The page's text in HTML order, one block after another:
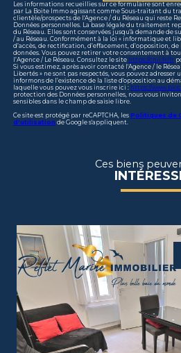
Les informations recueillies sur ce formulaire sont
par La Boite Immo agissant comme Sous-traitant du
clientèle/prospects de l'Agence / du Réseau qui reste
Données personnelles. La base légale du traitement
du Réseau. Elles sont conservées jusqu'à demande de
/ au Réseau. Conformément à la loi « informatique et
d’accès, de rectification, d’effacement, d’opposition,
données. Vous pouvez retirer votre consentement à
l’Agence / Le Réseau. Consultez le site https://cnil.fr/fr
Si vous estimez, après avoir contacté l'Agence / le
Libertés » ne sont pas respectés, vous pouvez adresser
informons de l’existence de la liste d'opposition au
laquelle vous pouvez vous inscrire ici : https://
protection des Données personnelles, nous vous
sensibles dans le champ de saisie libre.
Ce site est protégé par reCAPTCHA, les Politiques de
d'utilisation de Google s'appliquent.
Ces biens
voir le